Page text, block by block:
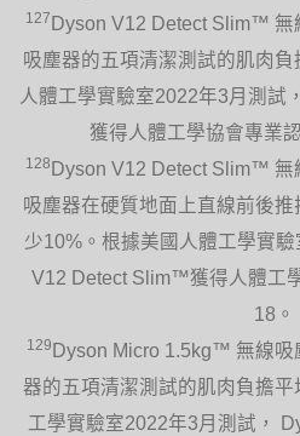
127 Dyson V12 Detect Slim™
吸塵器的五項清潔測試的肌肉
人體工學實驗室2022年3月測
獲得人體工學協會專業
128 Dyson V12 Detect Slim™
吸塵器在硬質地面上直線前後
少10%。根據美國人體工學實
V12 Detect Slim™獲得人體工
18。
129 Dyson Micro 1.5kg™ 無線
器的五項清潔測試的肌肉負擔
工學實驗室2022年3月測試，